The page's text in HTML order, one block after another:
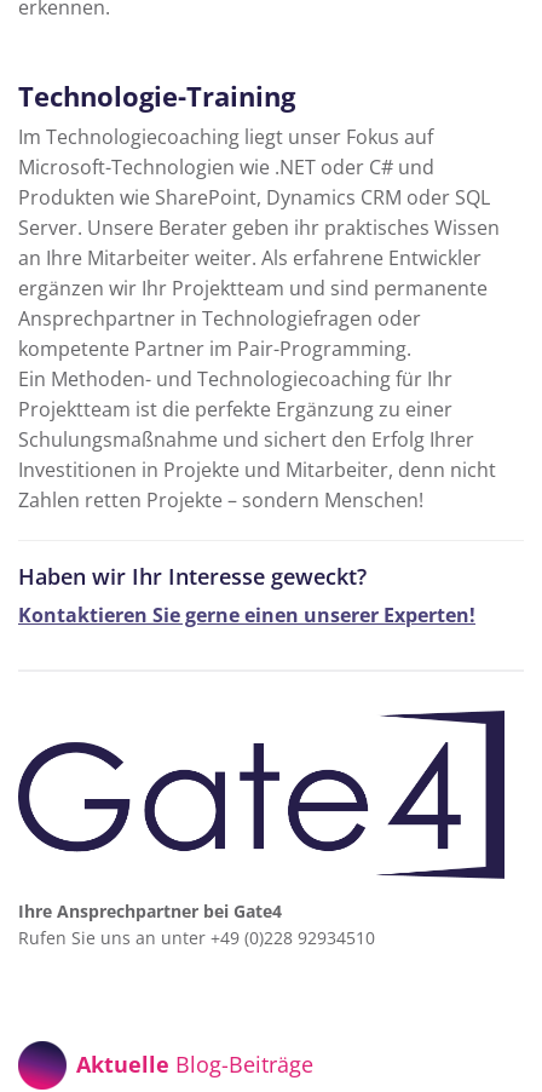
erkennen.
Technologie-Training
Im Technologiecoaching liegt unser Fokus auf
Microsoft-Technologien wie .NET oder C# und
Produkten wie SharePoint, Dynamics CRM oder SQL
Server. Unsere Berater geben ihr praktisches Wissen
an Ihre Mitarbeiter weiter. Als erfahrene Entwickler
ergänzen wir Ihr Projektteam und sind permanente
Ansprechpartner in Technologiefragen oder
kompetente Partner im Pair-Programming.
Ein Methoden- und Technologiecoaching für Ihr
Projektteam ist die perfekte Ergänzung zu einer
Schulungsmaßnahme und sichert den Erfolg Ihrer
Investitionen in Projekte und Mitarbeiter, denn nicht
Zahlen retten Projekte – sondern Menschen!
Haben wir Ihr Interesse geweckt?
Kontaktieren Sie gerne einen unserer Experten!
Ihre Ansprechpartner bei Gate4
Rufen Sie uns an unter +49 (0)228 92934510
Aktuelle Blog-Beiträge